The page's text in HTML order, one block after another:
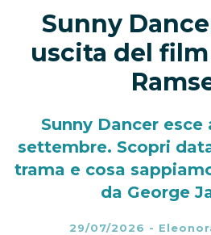
Sunny
uscita del
Sunny Dancer
settembre. Scopri
trama e cosa
da George
29/07/2026 -